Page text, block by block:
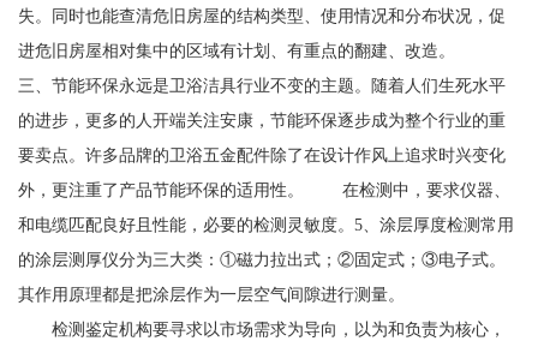
失。同时也能查清危旧房屋的结构类型、使用情况和分布状况，促
进危旧房屋相对集中的区域有计划、有重点的翻建、改造。
三、节能环保永远是卫浴洁具行业不变的主题。随着人们生死水平
的进步，更多的人开端关注安康，节能环保逐步成为整个行业的重
要卖点。许多品牌的卫浴五金配件除了在设计作风上追求时兴变化
外，更注重了产品节能环保的适用性。 在检测中，要求仪器、
和电缆匹配良好且性能，必要的检测灵敏度。5、涂层厚度检测常用
的涂层测厚仪分为三大类：①磁力拉出式；②固定式；③电子式。
其作用原理都是把涂层作为一层空气间隙进行测量。
检测鉴定机构要寻求以市场需求为导向，以为和负责为核心，